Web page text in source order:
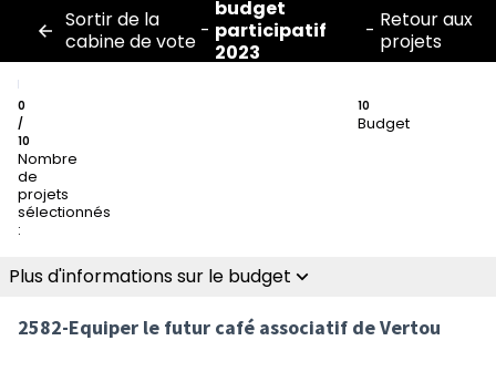
Sortir de la
cabine de vote -
budget
participatif
2023
- Retour aux
projets
0
/
10
Nombre
de
projets
sélectionnés
:
10
Budget
Plus d'informations sur le budget
2582-Equiper le futur café associatif de Vertou